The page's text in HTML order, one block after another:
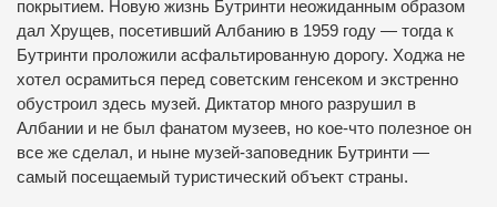
покрытием. Новую жизнь Бутринти неожиданным образом
дал Хрущев, посетивший Албанию в 1959 году — тогда к
Бутринти проложили асфальтированную дорогу. Ходжа не
хотел осрамиться перед советским генсеком и экстренно
обустроил здесь музей. Диктатор много разрушил в
Албании и не был фанатом музеев, но кое-что полезное он
все же сделал, и ныне музей-заповедник Бутринти —
самый посещаемый туристический объект страны.